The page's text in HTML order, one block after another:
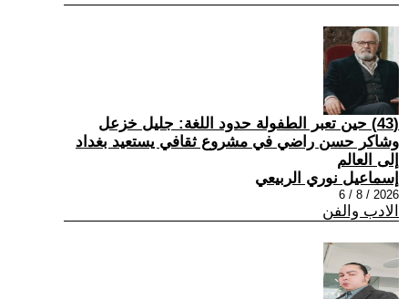
(43) حين تعبر الطفولة حدود اللغة: جليل خزعل
وشاكر حسن راضي في مشروع ثقافي يستعيد بغداد
إلى العالم
إسماعيل نوري الربيعي
2026 / 8 / 6
الادب والفن